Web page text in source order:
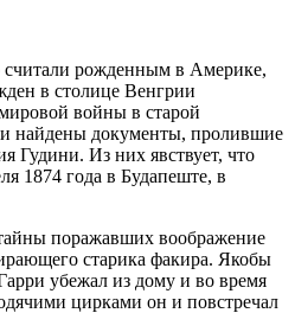
считали рожденным в Америке,
в столице Венгрии
войны в старой
найдены документы, пролившие
Гудини. Из них явствует, что
1874 года в Будапеште, в
поражавших воображение
старика факира. Якобы
убежал из дому и во время
цирками он и повстречал